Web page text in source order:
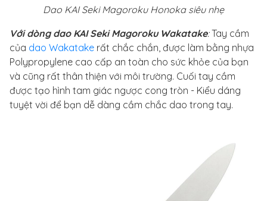
Dao KAI Seki Magoroku Honoka siêu nhẹ
Với dòng dao KAI Seki Magoroku Wakatake:Tay cầm
của dao Wakatake rất chắc chắn, được làm bằng nhựa
Polypropylene cao cấp an toàn cho sức khỏe của bạn
và cũng rất thân thiện với môi trường. Cuối tay cầm
được tạo hình tam giác ngược cong tròn - Kiểu dáng
tuyệt vời để bạn dễ dàng cầm chắc dao trong tay.